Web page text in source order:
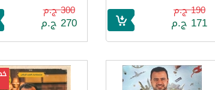
190 ج.م
171 ج.م
300 ج.م
270 ج.م